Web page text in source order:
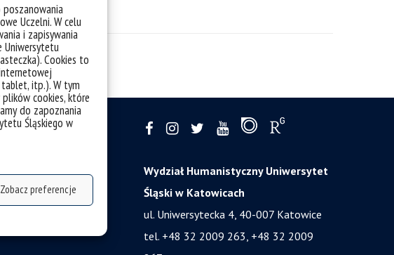
Uczelni. W celu
i zapisywania
Uniwersytetu
Cookies to
itp.). W tym
cookies, które
do zapoznania
Śląskiego w
Zobacz preferencje
Wydział Humanistyczny Uniwersytet
Śląski w Katowicach
ul. Uniwersytecka 4, 40-007 Katowice
tel. +48 32 2009 263, +48 32 2009